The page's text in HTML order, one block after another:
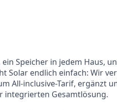
Speicher in jedem Haus,
Solar endlich einfach: Wir
All-inclusive-Tarif, ergänzt
integrierten Gesamtlösung.